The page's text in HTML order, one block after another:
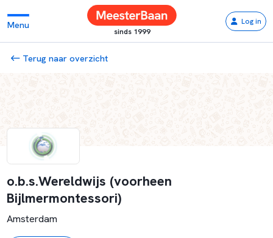
Menu
sinds 1999
Log in
Terug naar overzicht
o.b.s.Wereldwijs (voorheen
Bijlmermontessori)
Amsterdam